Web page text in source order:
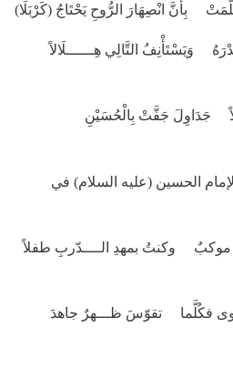
بِأَنَّ انْصِهَارَ الرُّوحِ يَحْتَاجُ (كَرْبَلَا)
وَيَسْتَأْنِفُ التَّالِي هِــــــلَالاً
جَدَاوِلَ جَفَّتْ بِالْحُسَيْنِ
الحسين (عليه السلام) في
وكنتُ بمهدِ الــــدّربِ طفلاً
فكُلَّما تقوّسَ ظـــهرٌ جاهدَ